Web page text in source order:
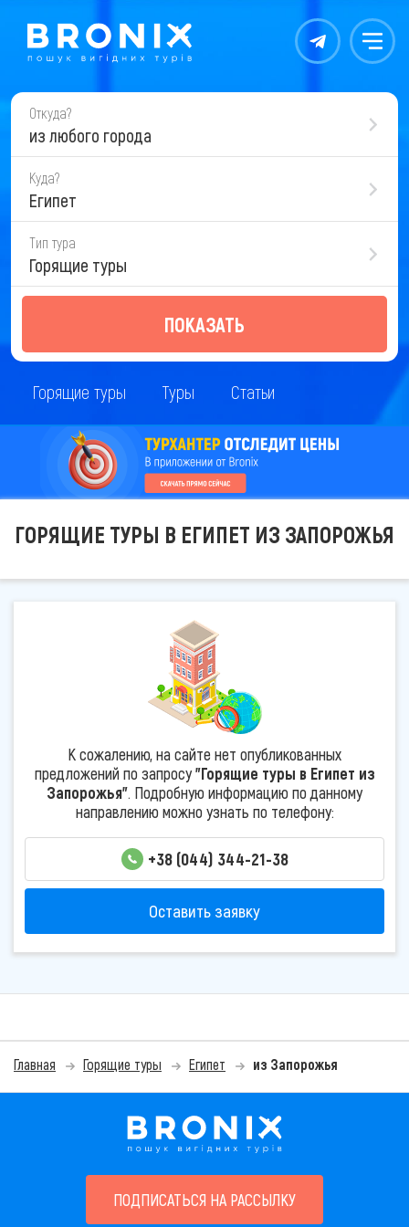
Контакты Меню
Откуда?
из любого города
Куда?
Египет
Тип тура
Горящие туры
ПОКАЗАТЬ
Горящие туры Туры Статьи
ГОРЯЩИЕ ТУРЫ В ЕГИПЕТ ИЗ ЗАПОРОЖЬЯ
К сожалению, на сайте нет опубликованных
предложений по запросу"Горящие туры в Египет из
Запорожья". Подробную информацию по данному
направлению можно узнать по телефону:
+38 (044) 344-21-38
Оставить заявку
Главная Горящие туры Египет из Запорожья
ПОДПИСАТЬСЯ НА РАССЫЛКУ